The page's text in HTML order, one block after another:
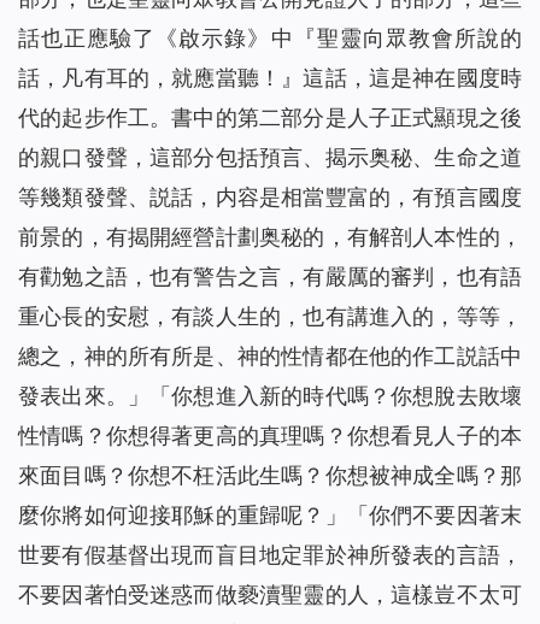
話也正應驗了《啟示錄》中『聖靈向眾教會所說的
話，凡有耳的，就應當聽！』這話，這是神在國度時
代的起步作工。書中的第二部分是人子正式顯現之後
的親口發聲，這部分包括預言、揭示奥秘、生命之道
等幾類發聲、説話，内容是相當豐富的，有預言國度
前景的，有揭開經營計劃奥秘的，有解剖人本性的，
有勸勉之語，也有警告之言，有嚴厲的審判，也有語
重心長的安慰，有談人生的，也有講進入的，等等，
總之，神的所有所是、神的性情都在他的作工説話中
發表出來。
」「你想進入新的時代嗎？你想脫去敗壞
性情嗎？你想得著更高的真理嗎？你想看見人子的本
來面目嗎？你想不枉活此生嗎？你想被神成全嗎？那
麼你將如何迎接耶穌的重歸呢？ 」「 你們不要因著末
世要有假基督出現而盲目地定罪於神所發表的言語，
不要因著怕受迷惑而做褻瀆聖靈的人，這樣豈不太可